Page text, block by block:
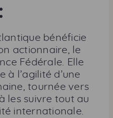
r
t
a
g
e
r
c
bénéficie
actionnaire, le
Fédérale. Elle
à l’agilité d’une
tournée vers
les suivre tout au
internationale.